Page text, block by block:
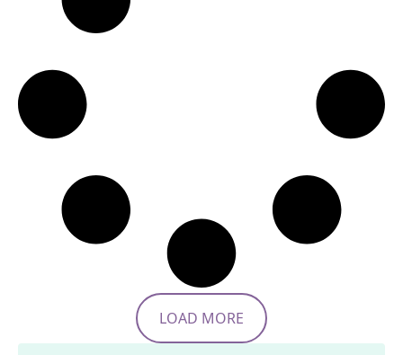
LOAD MORE